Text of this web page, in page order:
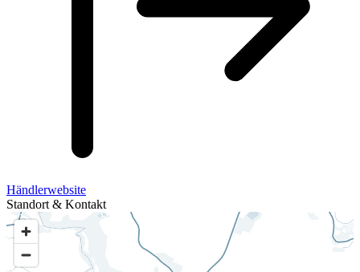
Händlerwebsite
Standort & Kontakt